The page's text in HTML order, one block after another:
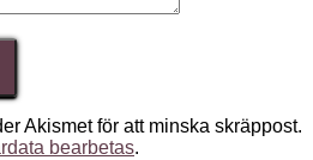
Akismet för att minska skräppost.
bearbetas.